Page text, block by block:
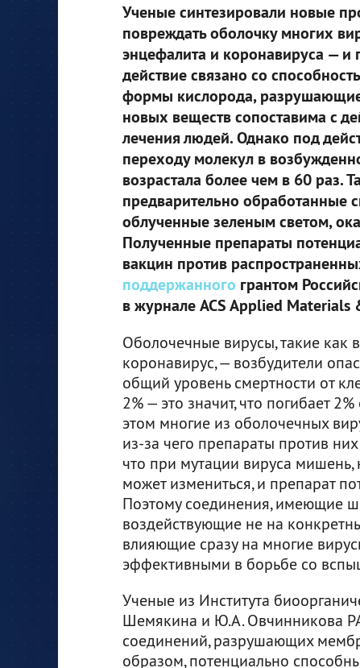
Ученые синтезировали новые
повреждать оболочку многих
энцефалита и коронавируса — и
действие связано со
формы кислорода,
новых веществ сопоставима с
лечения людей. Однако под
переходу молекул в
возрастала более чем в 60 раз.
предварительно обработанные
облученные зеленым светом,
Полученные препараты
вакцин против
поддержанного грантом
в журнале ACS Applied Materials
Оболочечные вирусы, такие как
коронавирус, — возбудители
общий уровень смертности от
2% — это значит, что погибает
этом многие из оболочечных
из-за чего препараты против
что при мутации вируса
может измениться, и препарат
Поэтому соединения, имеющие
воздействующие не на
влияющие сразу на многие
эффективными в борьбе со
Ученые из Института
Шемякина и Ю.А. Овчинникова
соединений, разрушающих
образом, потенциально